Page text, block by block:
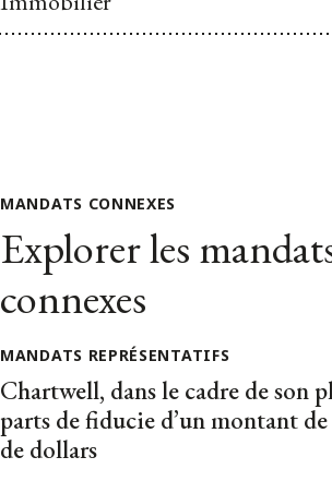
MANDATS CONNEXES
Explorer les
connexes
MANDATS REPRÉSENTATIFS
Chartwell, dans le cadre de son
parts de fiducie d’un montant
de dollars